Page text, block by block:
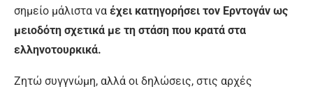
σημείο μάλιστα να έχει κατηγορήσει τον Ερντογάν ως
μειοδότη σχετικά με τη στάση που κρατά στα
ελληνοτουρκικά.
Ζητώ συγγνώμη, αλλά οι δηλώσεις, στις αρχές